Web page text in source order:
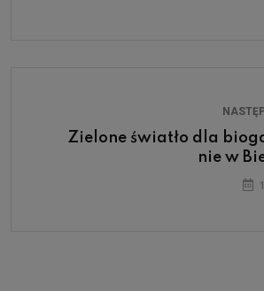
Zielone światło dla
nie w